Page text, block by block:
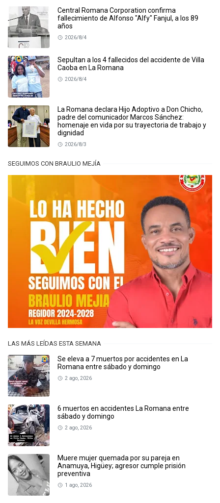
Central Romana Corporation confirma
fallecimiento de Alfonso "Alfy" Fanjul, a los 89
años
2026/8/4
Sepultan a los 4 fallecidos del accidente de Villa
Caoba en La Romana
2026/8/4
La Romana declara Hijo Adoptivo a Don Chicho,
padre del comunicador Marcos Sánchez:
homenaje en vida por su trayectoria de trabajo y
dignidad
2026/8/3
SEGUIMOS CON BRAULIO MEJÍA
LAS MÁS LEÍDAS ESTA SEMANA
Se eleva a 7 muertos por accidentes en La
Romana entre sábado y domingo
2 ago, 2026
6 muertos en accidentes La Romana entre
sábado y domingo
2 ago, 2026
Muere mujer quemada por su pareja en
Anamuya, Higüey; agresor cumple prisión
preventiva
1 ago, 2026